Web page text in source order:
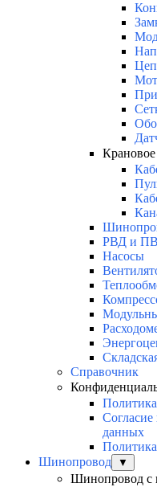
РВД и
Насосы
Справочник
Согласие
данных
Шинопровод
▼
Шинопровод с